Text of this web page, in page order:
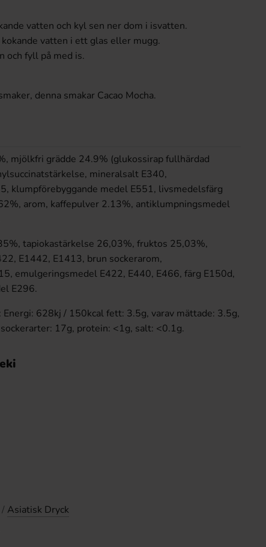
vatten och kyl sen ner dom i isvatten.
vatten i ett glas eller mugg.
och fyll på med is.
denna smakar Cacao Mocha.
mjölkfri grädde 24.9% (glukossirap fullhärdad
mineralsalt E340,
klumpförebyggande medel E551, livsmedelsfärg
arom, kaffepulver 2.13%, antiklumpningsmedel
tapiokastärkelse 26,03%, fruktos 25,03%,
E1442, E1413, brun sockerarom,
emulgeringsmedel E422, E440, E466, färg E150d,
E296.
628kj / 150kcal fett: 3.5g, varav mättade: 3.5g,
17g, protein: <1g, salt: <0.1g.
Asiatisk Dryck